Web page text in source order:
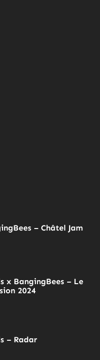
– Châtel Jam
x BangingBees – Le
2024
– Radar